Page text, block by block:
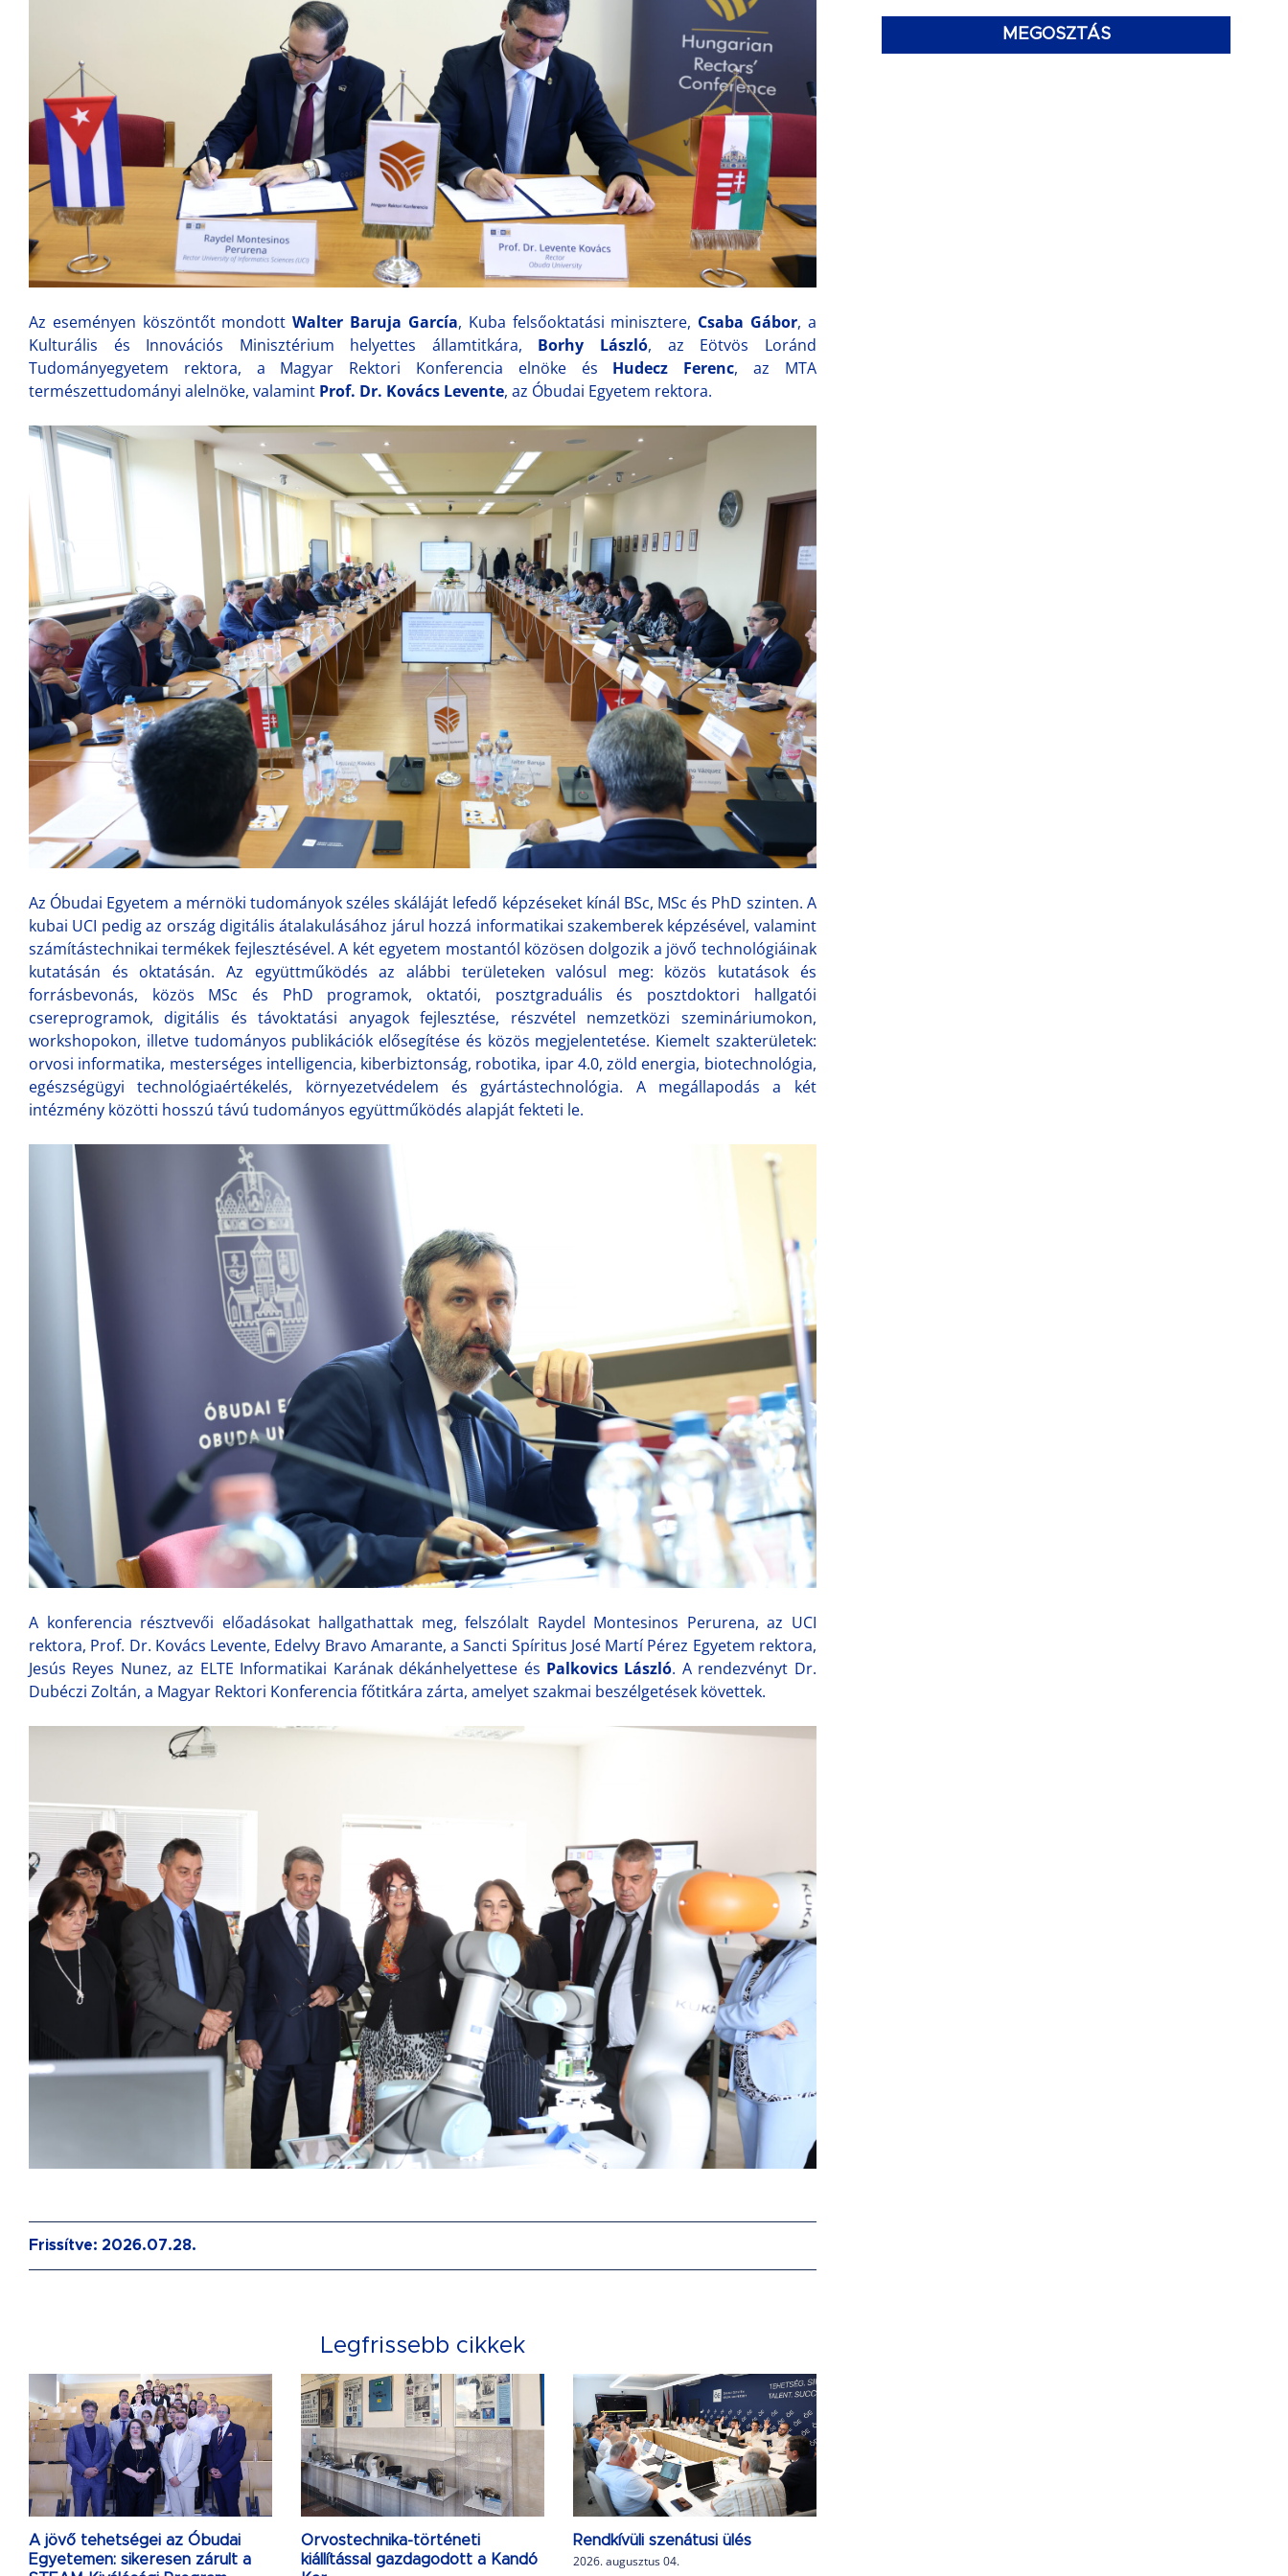
Az eseményen köszöntőt mondottWalter Baruja García, Kuba felsőoktatási minisztere, Csaba Gábor, a
Kulturális és Innovációs Minisztérium helyettes államtitkára, Borhy László, az Eötvös Loránd
Tudományegyetem rektora, a Magyar Rektori Konferencia elnöke és Hudecz Ferenc, az MTA
természettudományi alelnöke, valamint Prof. Dr. Kovács Levente, az Óbudai Egyetem rektora.
Az Óbudai Egyetem a mérnöki tudományok széles skáláját lefedő képzéseket kínál BSc, MSc és PhD szinten. A
kubai UCI pedig az ország digitális átalakulásához járul hozzá informatikai szakemberek képzésével, valamint
számítástechnikai termékek fejlesztésével. A két egyetem mostantól közösen dolgozik a jövő technológiáinak
kutatásán és oktatásán. Az együttműködés az alábbi területeken valósul meg: közös kutatások és
forrásbevonás, közös MSc és PhD programok, oktatói, posztgraduális és posztdoktori hallgatói
csereprogramok, digitális és távoktatási anyagok fejlesztése, részvétel nemzetközi szemináriumokon,
workshopokon, illetve tudományos publikációk elősegítése és közös megjelentetése. Kiemelt szakterületek:
orvosi informatika, mesterséges intelligencia, kiberbiztonság, robotika, ipar 4.0, zöld energia, biotechnológia,
egészségügyi technológiaértékelés, környezetvédelem és gyártástechnológia. A megállapodás a két
intézmény közötti hosszú távú tudományos együttműködés alapját fekteti le.
A konferencia résztvevői előadásokat hallgathattak meg, felszólalt Raydel Montesinos Perurena, az UCI
rektora, Prof. Dr. Kovács Levente, Edelvy Bravo Amarante, a Sancti Spíritus José Martí Pérez Egyetem rektora,
Jesús Reyes Nunez, az ELTE Informatikai Karának dékánhelyettese és Palkovics László. A rendezvényt Dr.
Dubéczi Zoltán, a Magyar Rektori Konferencia főtitkára zárta, amelyet szakmai beszélgetések követtek.
Frissítve: 2026.07.28.
Legfrissebb cikkek
A jövő tehetségei az Óbudai
Egyetemen: sikeresen zárult a
Orvostechnika-történeti
kiállítással gazdagodott a Kandó
Rendkívüli szenátusi ülés
2026. augusztus 04.
MEGOSZTÁS